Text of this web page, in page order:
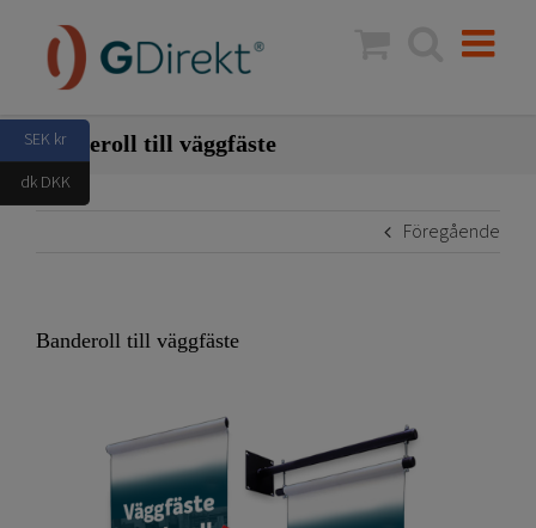
innehållet
Banderoll till väggfäste
Föregående
Banderoll till väggfäste
SEK kr
dk DKK